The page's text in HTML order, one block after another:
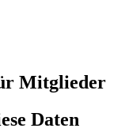
Mitglieder
Daten